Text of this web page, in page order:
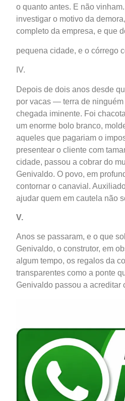
o quanto antes. E não
investigar o motivo da
completo da empresa, e que
pequena cidade, e o córrego
IV.
Depois de dois anos desde
por vacas — terra de
chegada iminente. Foi
um enorme bolo branco,
aqueles que pagariam o
presentear o cliente com
cidade, passou a cobrar do
Genivaldo. O povo, em
contornar o canavial.
ajudar quem em cautela não
V.
Anos se passaram, e o que
Genivaldo, o construtor, em
algum tempo, os regalos da
transparentes como a ponte
Genivaldo passou a acreditar